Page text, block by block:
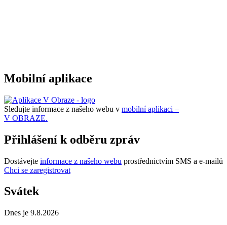
Mobilní aplikace
Sledujte informace z našeho webu v mobilní aplikaci –
V OBRAZE.
Přihlášení k odběru zpráv
Dostávejte informace z našeho webu prostřednictvím SMS a e-mailů
Chci se zaregistrovat
Svátek
Dnes je 9.8.2026